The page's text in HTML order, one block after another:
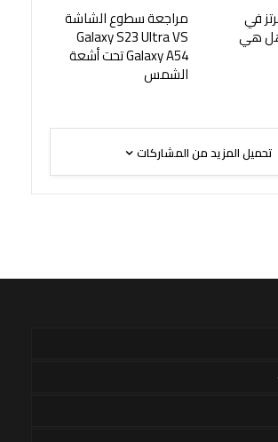
هرتز في
هي
مراجعة سطوع الشاشة
Galaxy S23 Ultra VS
Galaxy A54 تحت أشعة
الشمس
تحميل المزيد من المشاركات